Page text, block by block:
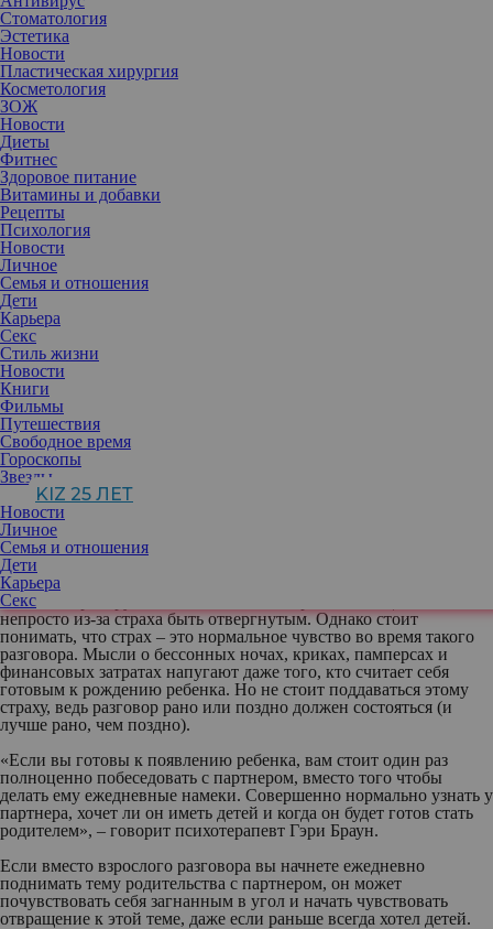
Стоматология
Эстетика
Новости
Пластическая хирургия
Косметология
ЗОЖ
Новости
Диеты
Фитнес
Здоровое питание
Витамины и добавки
Рецепты
Психология
Новости
Личное
Семья и отношения
Дети
Карьера
Секс
Стиль жизни
Новости
Книги
Фильмы
Путешествия
Свободное время
Гороскопы
Звезды
KIZ 25 ЛЕТ
Новости
Личное
Семья и отношения
Дети
Карьера
Секс
Желание стать родителем – один из основных инстинктов,
который рано или поздно дает о себе знать. Кто-то откладывает
родительство на потом, а для кого-то оно становится целью всей
жизни. Как правило, это желание возрастает, когда человек
встречает того, кто, на его взгляд, может стать идеальным
родителем.
Заявить партнеру о готовности завести ребенка чаще всего
непросто из-за страха быть отвергнутым. Однако стоит
понимать, что страх – это нормальное чувство во время такого
разговора. Мысли о бессонных ночах, криках, памперсах и
финансовых затратах напугают даже того, кто считает себя
готовым к рождению ребенка. Но не стоит поддаваться этому
страху, ведь разговор рано или поздно должен состояться (и
лучше рано, чем поздно).
«Если вы готовы к появлению ребенка, вам стоит один раз
полноценно побеседовать с партнером, вместо того чтобы
делать ему ежедневные намеки. Совершенно нормально узнать у
партнера, хочет ли он иметь детей и когда он будет готов стать
родителем», – говорит психотерапевт Гэри Браун.
Если вместо взрослого разговора вы начнете ежедневно
поднимать тему родительства с партнером, он может
почувствовать себя загнанным в угол и начать чувствовать
отвращение к этой теме, даже если раньше всегда хотел детей.